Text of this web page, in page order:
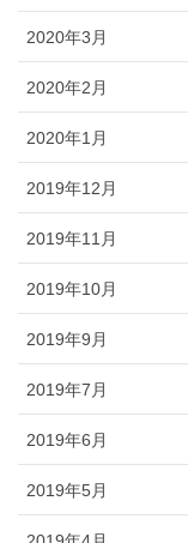
2020年3月
2020年2月
2020年1月
2019年12月
2019年11月
2019年10月
2019年9月
2019年7月
2019年6月
2019年5月